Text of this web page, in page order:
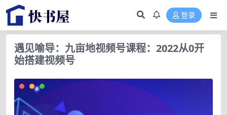
登录
遇见喻导：九亩地视频号课程：2022从0开
始搭建视频号